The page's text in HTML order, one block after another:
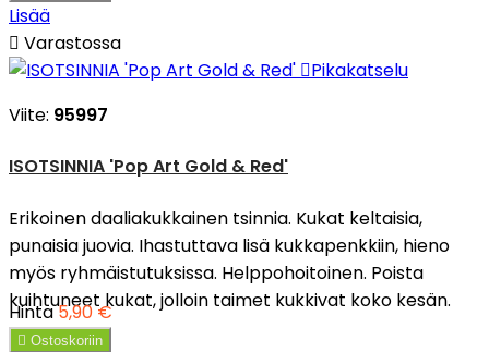
Lisää
 Varastossa
Pikakatselu
Viite: 95997
ISOTSINNIA 'Pop Art Gold & Red'
Erikoinen daaliakukkainen tsinnia. Kukat keltaisia,
punaisia juovia. Ihastuttava lisä kukkapenkkiin, hieno
myös ryhmäistutuksissa. Helppohoitoinen. Poista
kuihtuneet kukat, jolloin taimet kukkivat koko kesän.
Hinta5,90 €
 Ostoskoriin